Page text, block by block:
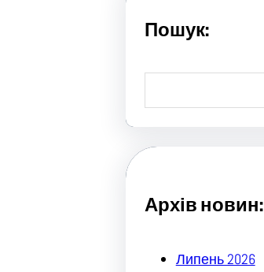
Пошук:
a
c
Архів новин:
Липень 2026